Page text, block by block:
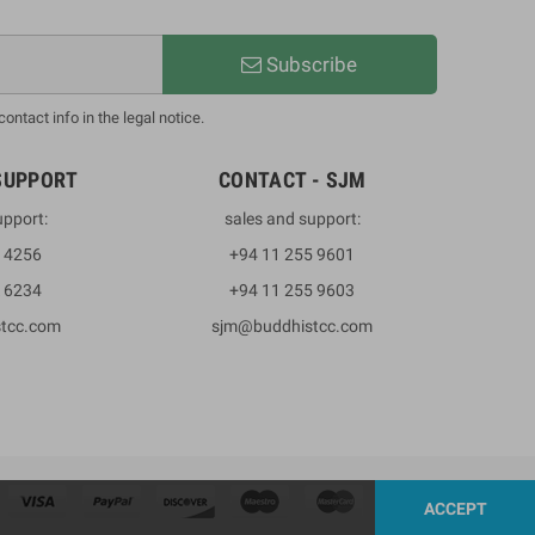
Subscribe
info in the legal notice.
4256
6234
CONTACT - SJM
sales and support:
+94 11 255 9601
+94 11 255 9603
sjm@buddhistcc.com
ACCEPT